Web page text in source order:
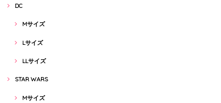
DC
Mサイズ
Lサイズ
LLサイズ
STAR WARS
Mサイズ